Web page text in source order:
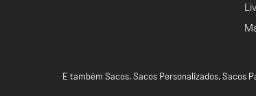
E também Sacos,Sacos Personalizados,Sacos